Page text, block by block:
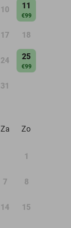
10 11
€99
17 18
24 25
€99
31
Za Zo
1
7 8
14 15